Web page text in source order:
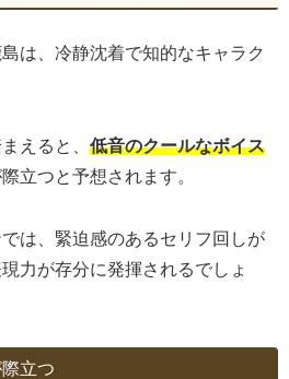
は、冷静沈着で知的なキャラク
えると、 低音のクールなボイス
立つと予想されます。
は、緊迫感のあるセリフ回しが
力が存分に発揮されるでしょ
立つ